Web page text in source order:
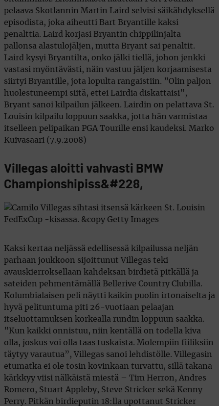
pelaava Skotlannin Martin Laird selvisi säikähdyksellä
episodista, joka aiheutti Bart Bryantille kaksi
penalttia. Laird korjasi Bryantin chippilinjalta
pallonsa alastulojäljen, mutta Bryant sai penaltit.
Laird kysyi Bryantilta, onko jälki tiellä, johon jenkki
vastasi myöntävästi, näin vastuu jäljen korjaamisesta
siirtyi Bryantille, jota lopulta rangaistiin. ”Olin paljon
huolestuneempi siitä, ettei Lairdia diskattaisi”,
Bryant sanoi kilpailun jälkeen. Lairdin on pelattava St.
Louisin kilpailu loppuun saakka, jotta hän varmistaa
itselleen pelipaikan PGA Tourille ensi kaudeksi. Marko
Kuivasaari (7.9.2008)
Villegas aloitti vahvasti BMW
Championshipiss&#228,
Kaksi kertaa neljässä edellisessä kilpailussa neljän
parhaan joukkoon sijoittunut Villegas teki
avauskierroksellaan kahdeksan birdietä pitkällä ja
sateiden pehmentämällä Bellerive Country Clubilla.
Kolumbialaisen peli näytti kaikin puolin irtonaiselta ja
hyvä pelituntuma piti 26-vuotiaan pelaajan
itseluottamuksen korkealla rundin loppuun saakka.
”Kun kaikki onnistuu, niin kentällä on todella kiva
olla, joskus voi olla taas tuskaista. Molempiin fiiliksiin
täytyy varautua”, Villegas sanoi lehdistölle. Villegasin
etumatka ei ole tosin kovinkaan turvattu, sillä takana
kärkkyy viisi nälkäistä miestä – Tim Herron, Andres
Romero, Stuart Appleby, Steve Stricker sekä Kenny
Perry. Pitkän birdieputin 18:lla upottanut Stricker